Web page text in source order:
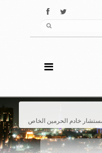
مستشار خادم الحرمين الخاص